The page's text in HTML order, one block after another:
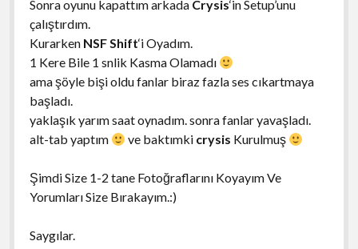
Sonra oyunu kapattım arkada Crysis‘in Setup’unu
çalıştırdım.
Kurarken NSF Shift‘i Oyadım.
1 Kere Bile 1 snlik Kasma Olamadı
ama şöyle bişi oldu fanlar biraz fazla ses cıkartmaya
başladı.
yaklaşık yarım saat oynadım. sonra fanlar yavaşladı.
alt-tab yaptım
ve baktımki crysis Kurulmuş
Şimdi Size 1-2 tane Fotoğraflarını Koyayım Ve
Yorumları Size Bırakayım.:)
Saygılar.